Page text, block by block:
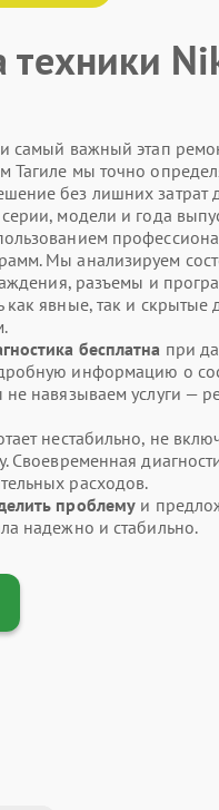
техники
самый важный этап
Тагиле мы точно
без лишних затрат
модели и года
Мы анализируем
разъемы и
как явные, так и скрытые
бесплатна при
информацию о
навязываем услуги —
нестабильно, не
Своевременная
расходов.
проблему и
надежно и стабильно.